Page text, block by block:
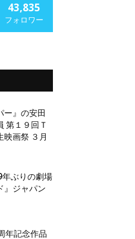
43,835
フォロワー
ー』の安田
第１９回Ｔ
映画祭 ３月
年ぶりの劇場
』ジャパン
年記念作品